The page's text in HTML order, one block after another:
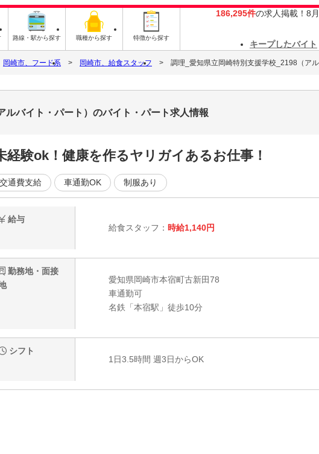
路線・駅から探す 職種から探す 特徴から探す
186,295件の求人掲載！8
キープしたバイト
岡崎市、フード系 岡崎市、給食スタッフ 調理_愛知県立岡崎特別支援学校_2198（アル
バイト・パート）のバイト・パート求人情報
験ok！健康を作るヤリガイあるお仕事！
交通費支給 車通勤OK 制服あり
給与
給食スタッフ： 時給1,140円
勤務地・面接
愛知県岡崎市本宿町古新田78
車通勤可
名鉄「本宿駅」徒歩10分
シフト
1日3.5時間 週3日からOK